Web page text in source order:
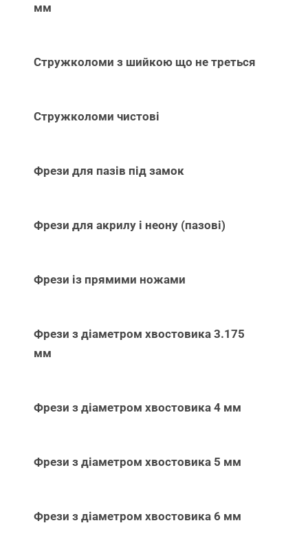
мм
Стружколоми з шийкою що не треться
Стружколоми чистові
Фрези для пазів під замок
Фрези для акрилу і неону (пазові)
Фрези із прямими ножами
Фрези з діаметром хвостовика 3.175
мм
Фрези з діаметром хвостовика 4 мм
Фрези з діаметром хвостовика 5 мм
Фрези з діаметром хвостовика 6 мм